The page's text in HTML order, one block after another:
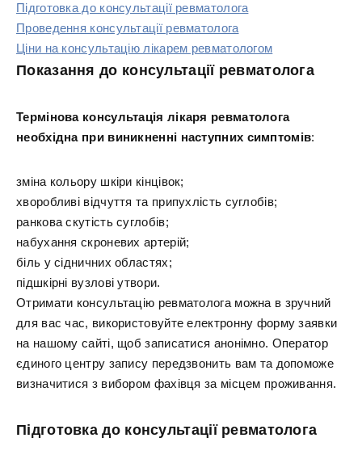
Підготовка до консультації ревматолога
Проведення консультації ревматолога
Ціни на консультацію лікарем ревматологом
Показання до консультації ревматолога
Термінова консультація лікаря ревматолога
необхідна при виникненні наступних симптомів:
зміна кольору шкіри кінцівок;
хворобливі відчуття та припухлість суглобів;
ранкова скутість суглобів;
набухання скроневих артерій;
біль у сідничних областях;
підшкірні вузлові утвори.
Отримати консультацію ревматолога можна в зручний
для вас час, використовуйте електронну форму заявки
на нашому сайті, щоб записатися анонімно. Оператор
єдиного центру запису передзвонить вам та допоможе
визначитися з вибором фахівця за місцем проживання.
Підготовка до консультації ревматолога